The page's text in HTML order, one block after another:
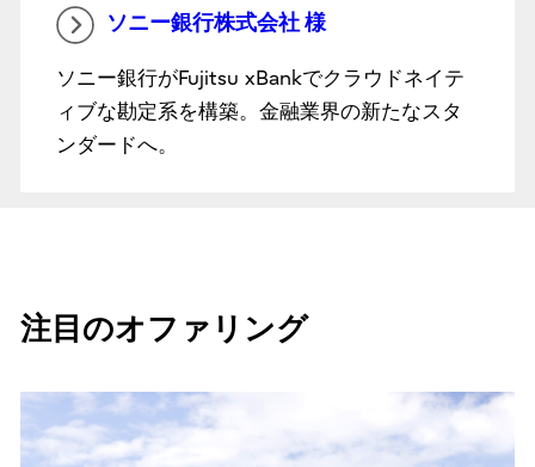
ソニー銀行株式会社 様
ソニー銀行がFujitsu xBankでクラウドネイテ
ィブな勘定系を構築。金融業界の新たなスタ
ンダードへ。
注目のオファリング